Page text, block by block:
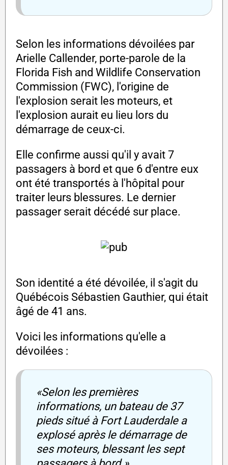
Selon les informations dévoilées par
Arielle Callender, porte-parole de la
Florida Fish and Wildlife Conservation
Commission (FWC), l'origine de
l'explosion serait les moteurs, et
l'explosion aurait eu lieu lors du
démarrage de ceux-ci.
Elle confirme aussi qu'il y avait 7
passagers à bord et que 6 d'entre eux
ont été transportés à l'hôpital pour
traiter leurs blessures. Le dernier
passager serait décédé sur place.
Son identité a été dévoilée, il s'agit du
Québécois Sébastien Gauthier, qui était
âgé de 41 ans.
Voici les informations qu'elle a
dévoilées :
«Selon les premières
informations, un bateau de 37
pieds situé à Fort Lauderdale a
explosé après le démarrage de
ses moteurs, blessant les sept